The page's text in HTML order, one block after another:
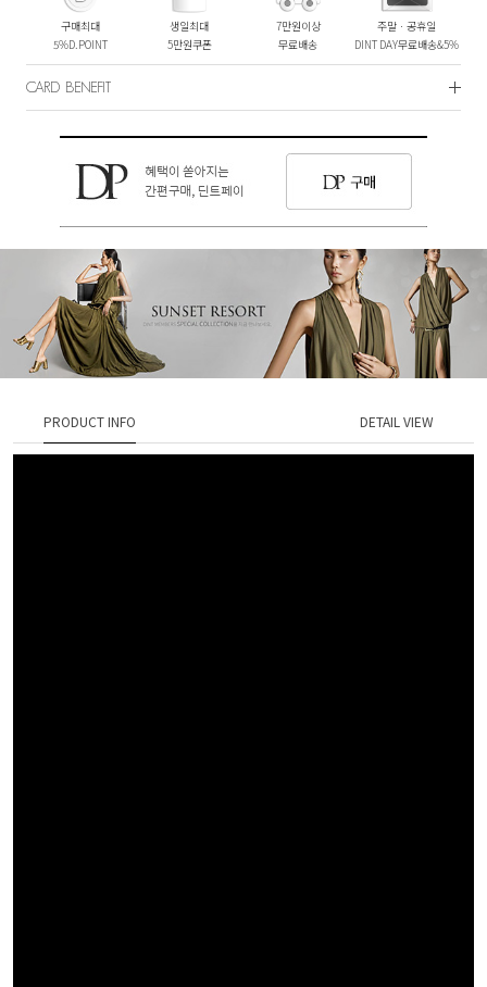
구매최대
5%D.POINT
생일최대
5만원쿠폰
7만원이상
무료배송
주말ㆍ공휴일
DINT DAY무료배송&5%
CARD BENEFIT
PRODUCT INFO DETAIL VIEW